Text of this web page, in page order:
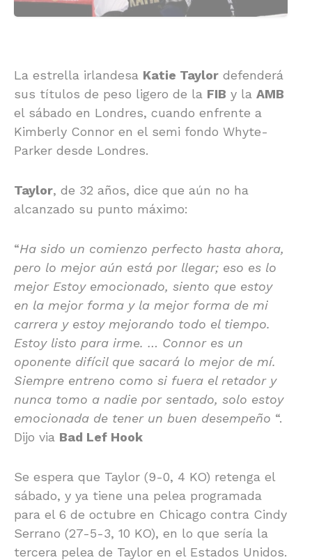
La estrella irlandesa Katie Taylor defenderá
sus títulos de peso ligero de la FIB y la AMB
el sábado en Londres, cuando enfrente a
Kimberly Connor en el semi fondo Whyte-
Parker desde Londres.
Taylor, de 32 años, dice que aún no ha
alcanzado su punto máximo:
“Ha sido un comienzo perfecto hasta ahora,
pero lo mejor aún está por llegar; eso es lo
mejor Estoy emocionado, siento que estoy
en la mejor forma y la mejor forma de mi
carrera y estoy mejorando todo el tiempo.
Estoy listo para irme. … Connor es un
oponente difícil que sacará lo mejor de mí.
Siempre entreno como si fuera el retador y
nunca tomo a nadie por sentado, solo estoy
emocionada de tener un buen desempeño “.
Dijo via Bad Lef Hook
Se espera que Taylor (9-0, 4 KO) retenga el
sábado, y ya tiene una pelea programada
para el 6 de octubre en Chicago contra Cindy
Serrano (27-5-3, 10 KO), en lo que sería la
tercera pelea de Taylor en el Estados Unidos.